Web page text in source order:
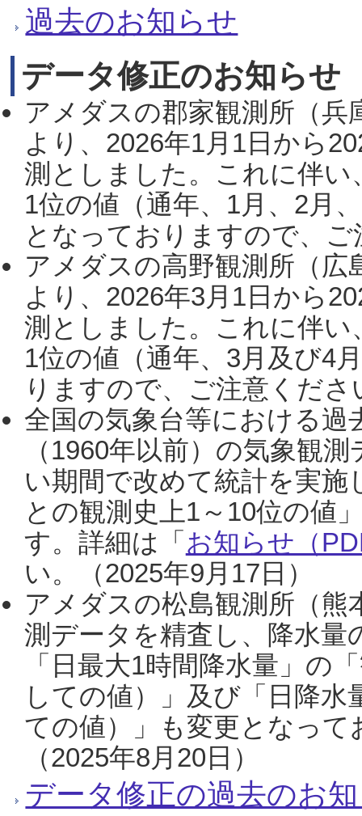
過去のお知らせ
データ修正のお知らせ
アメダスの郡家観測所（
より、2026年1月1日から
測としました。これに伴い
1位の値（通年、1月、2月
となっておりますので、
アメダスの高野観測所（
より、2026年3月1日から
測としました。これに伴い
1位の値（通年、3月及び4
りますので、ご注意くだ
全国の気象台等における過
（1960年以前）の気象観
い期間で改めて統計を実
との観測史上1～10位の値
す。詳細は「 お知らせ（
い。（2025年9月17日）
アメダスの松島観測所（熊
測データを精査し、降水
「日最大1時間降水量」の
しての値）」及び「日降
ての値）」も変更となっ
（2025年8月20日）
データ修正の過去のお